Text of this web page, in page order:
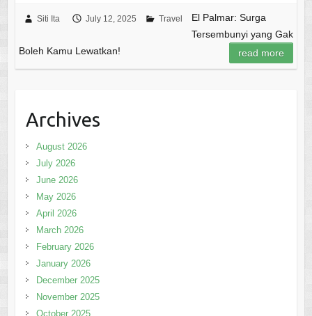
Siti Ita July 12, 2025 Travel
El Palmar: Surga
Tersembunyi yang Gak
Boleh Kamu Lewatkan!
read more
Archives
August 2026
July 2026
June 2026
May 2026
April 2026
March 2026
February 2026
January 2026
December 2025
November 2025
October 2025